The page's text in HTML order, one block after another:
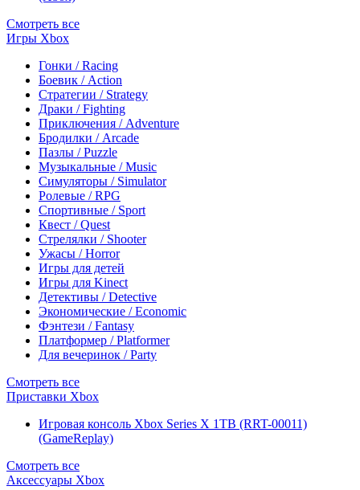
Смотреть все
Игры Xbox
Гонки / Racing
Боевик / Action
Стратегии / Strategy
Драки / Fighting
Приключения / Adventure
Бродилки / Arcade
Пазлы / Puzzle
Музыкальные / Music
Симуляторы / Simulator
Ролевые / RPG
Спортивные / Sport
Квест / Quest
Стрелялки / Shooter
Ужасы / Horror
Игры для детей
Игры для Kinect
Детективы / Detective
Экономические / Economic
Фэнтези / Fantasy
Платформер / Platformer
Для вечеринок / Party
Смотреть все
Приставки Xbox
Игровая консоль Xbox Series X 1TB (RRT-00011)
(GameReplay)
Смотреть все
Аксессуары Xbox